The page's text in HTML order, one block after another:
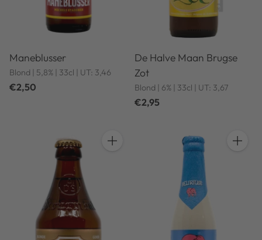
Maneblusser
Blond | 5,8% | 33cl | UT: 3,46
€2,50
De Halve Maan Brugse
Zot
Blond | 6% | 33cl | UT: 3,67
€2,95